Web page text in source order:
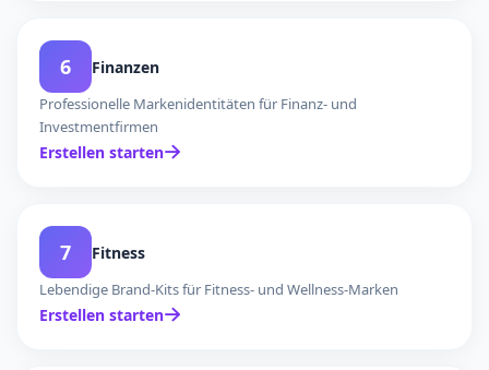
6 Finanzen
Professionelle Markenidentitäten für Finanz- und
Investmentfirmen
Erstellen starten
7 Fitness
Lebendige Brand-Kits für Fitness- und Wellness-Marken
Erstellen starten